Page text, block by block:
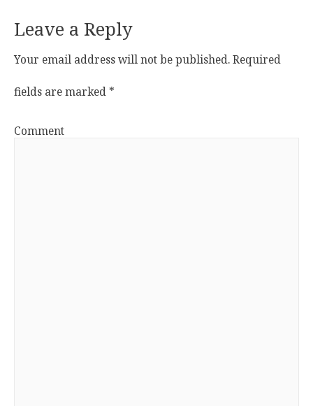
Leave a Reply
Your email address will not be published.Required
fields are marked *
Comment